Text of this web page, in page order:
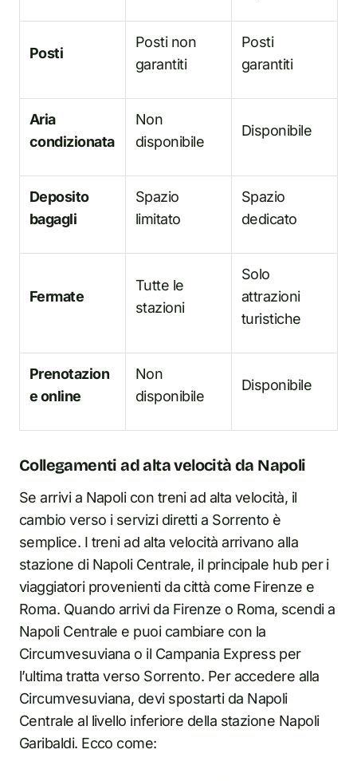
Posti
Posti non
garantiti
Posti
garantiti
Aria
condizionata
Non
disponibile
Disponibile
Deposito
bagagli
Spazio
limitato
Spazio
dedicato
Fermate
Tutte le
stazioni
Solo
attrazioni
turistiche
Prenotazion
e online
Non
disponibile
Disponibile
Collegamenti ad alta velocità da Napoli
Se arrivi a Napoli con treni ad alta velocità, il
cambio verso i servizi diretti a Sorrento è
semplice. I treni ad alta velocità arrivano alla
stazione di Napoli Centrale, il principale hub per i
viaggiatori provenienti da città come Firenze e
Roma. Quando arrivi da Firenze o Roma, scendi a
Napoli Centrale e puoi cambiare con la
Circumvesuviana o il Campania Express per
l’ultima tratta verso Sorrento. Per accedere alla
Circumvesuviana, devi spostarti da Napoli
Centrale al livello inferiore della stazione Napoli
Garibaldi. Ecco come: